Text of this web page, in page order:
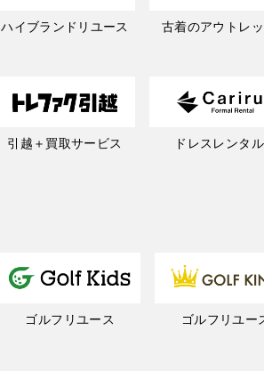
ハイブランドリユース 古着のアウトレ
引越＋買取サービス ドレスレンタル
ゴルフリユース ゴルフリユー